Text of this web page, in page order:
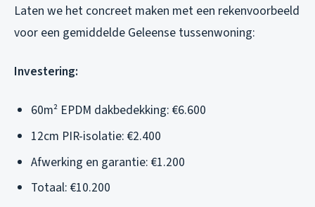
Laten we het concreet maken met een rekenvoorbeeld
voor een gemiddelde Geleense tussenwoning:
Investering:
60m² EPDM dakbedekking: €6.600
12cm PIR-isolatie: €2.400
Afwerking en garantie: €1.200
Totaal: €10.200